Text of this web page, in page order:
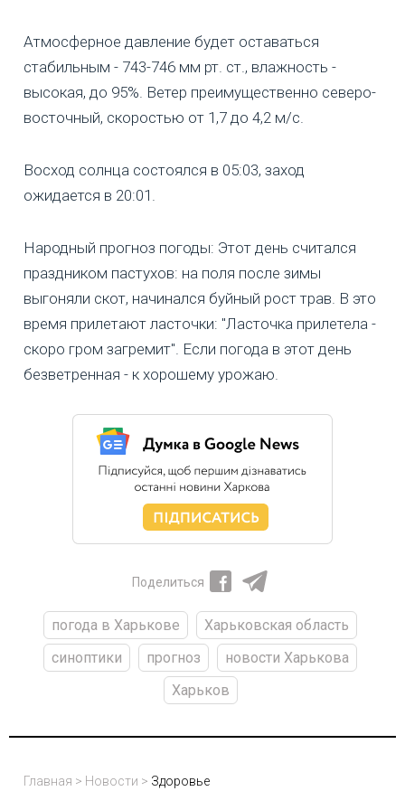
Атмосферное давление будет оставаться
стабильным - 743-746 мм рт. ст., влажность -
высокая, до 95%. Ветер преимущественно северо-
восточный, скоростью от 1,7 до 4,2 м/с.
Восход солнца состоялся в 05:03, заход
ожидается в 20:01.
Народный прогноз погоды: Этот день считался
праздником пастухов: на поля после зимы
выгоняли скот, начинался буйный рост трав. В это
время прилетают ласточки: "Ласточка прилетела -
скоро гром загремит". Если погода в этот день
безветренная - к хорошему урожаю.
Поделиться
погода в Харькове
Харьковская область
синоптики
прогноз
новости Харькова
Харьков
Главная > Новости > Здоровье